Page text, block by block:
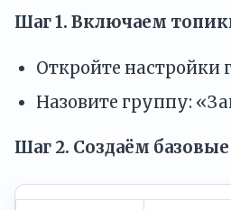
Шаг 1. Включаем
Откройте
Назовите группу:
Шаг 2. Создаём